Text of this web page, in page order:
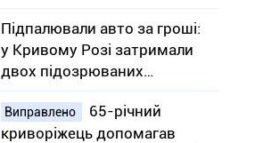
13 людей
Підпалювали авто за гроші:
у Кривому Розі затримали
двох підозрюваних
виконавиць
Виправлено
65-річний
криворіжець допомагав